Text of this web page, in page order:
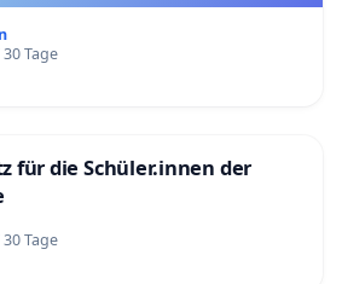
Tage
für die Schüler.innen der
Tage